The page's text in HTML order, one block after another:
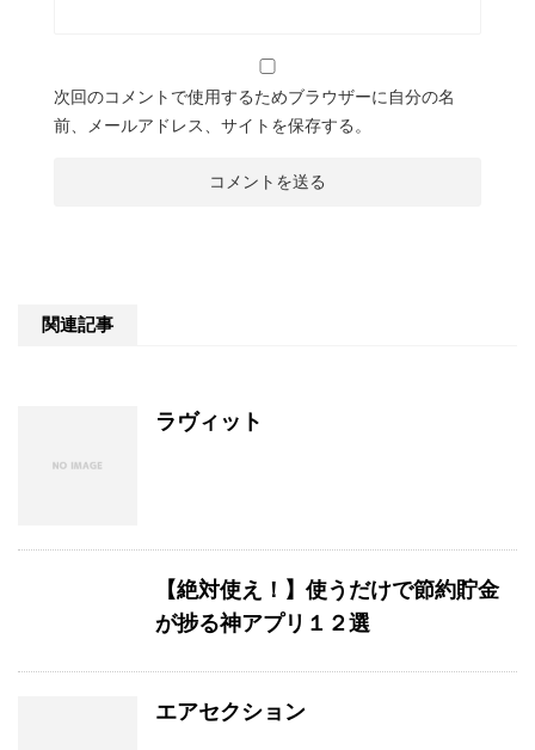
次回のコメントで使用するためブラウザーに自分の名
前、メールアドレス、サイトを保存する。
関連記事
ラヴィット
【絶対使え！】使うだけで節約貯金
が捗る神アプリ１２選
エアセクション